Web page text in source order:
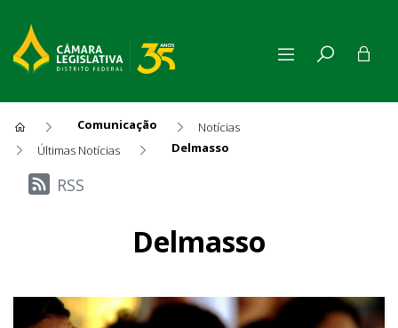
Comunicação
Notícias
Últimas Notícias
Delmasso
Últimas Notícias
RSS
Delmasso